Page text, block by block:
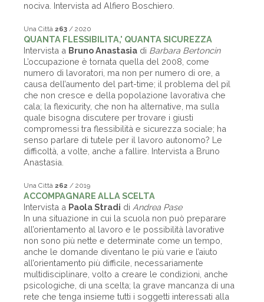
nociva. Intervista ad Alfiero Boschiero.
Una Città 263 / 2020
QUANTA FLESSIBILITA,' QUANTA SICUREZZA
Intervista a Bruno Anastasia di Barbara Bertoncin
L’occupazione è tornata quella del 2008, come
numero di lavoratori, ma non per numero di ore, a
causa dell’aumento del part-time; il problema del pil
che non cresce e della popolazione lavorativa che
cala; la flexicurity, che non ha alternative, ma sulla
quale bisogna discutere per trovare i giusti
compromessi tra flessibilità e sicurezza sociale; ha
senso parlare di tutele per il lavoro autonomo? Le
difficoltà, a volte, anche a fallire. Intervista a Bruno
Anastasia.
Una Città 262 / 2019
ACCOMPAGNARE ALLA SCELTA
Intervista a Paola Stradi di Andrea Pase
In una situazione in cui la scuola non può preparare
all’orientamento al lavoro e le possibilità lavorative
non sono più nette e determinate come un tempo,
anche le domande diventano le più varie e l’aiuto
all’orientamento più difficile, necessariamente
multidisciplinare, volto a creare le condizioni, anche
psicologiche, di una scelta; la grave mancanza di una
rete che tenga insieme tutti i soggetti interessati alla